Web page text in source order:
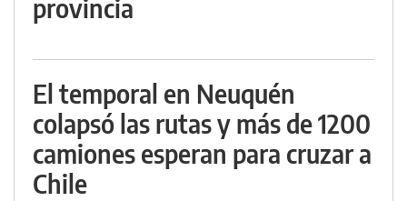
provincia
El temporal en Neuquén
colapsó las rutas y más de 1200
camiones esperan para cruzar a
Chile